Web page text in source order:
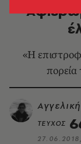
«Η
ΤΕΥΧΟΣ